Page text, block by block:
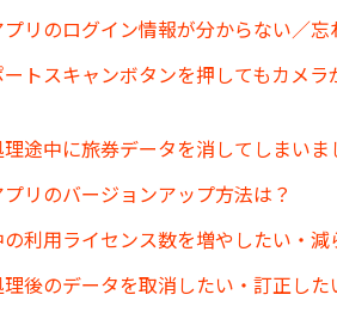
リのログイン情報が分からない／忘
ートスキャンボタンを押してもカメ
途中に旅券データを消してしまいま
リのバージョンアップ方法は？
利用ライセンス数を増やしたい・減
後のデータを取消したい・訂正した